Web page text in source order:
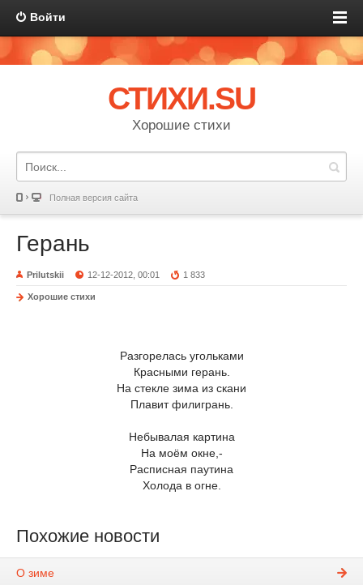
Войти
СТИХИ.SU
Хорошие стихи
Полная версия сайта
Герань
Prilutskii 12-12-2012, 00:01 1 833
Хорошие стихи
Разгорелась угольками
Красными герань.
На стекле зима из скани
Плавит филигрань.
Небывалая картина
На моём окне,-
Расписная паутина
Холода в огне.
Похожие новости
О зиме